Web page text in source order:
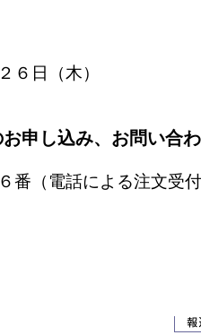
６日（木）
申し込み、お問い合
番（電話による注文受